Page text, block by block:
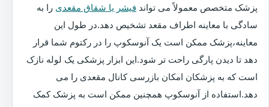
پزشک متخصص معمولاً می تواند فیشر یا شقاق مقعدی را به
سادگی با معاینه اطراف مقعد تشخیص دهد.در طول این
معاینه،پزشک ممکن است یک آنوسکوپ را در رکتوم شما قرار
دهد تا دیدن پارگی راحت تر شود.این ابزار پزشکی یک لوله نازک
است که به پزشکان امکان بازرسی کانال مقعدی را می
دهد.استفاده از آنوسکوپ همچنین ممکن است به پزشک کمک